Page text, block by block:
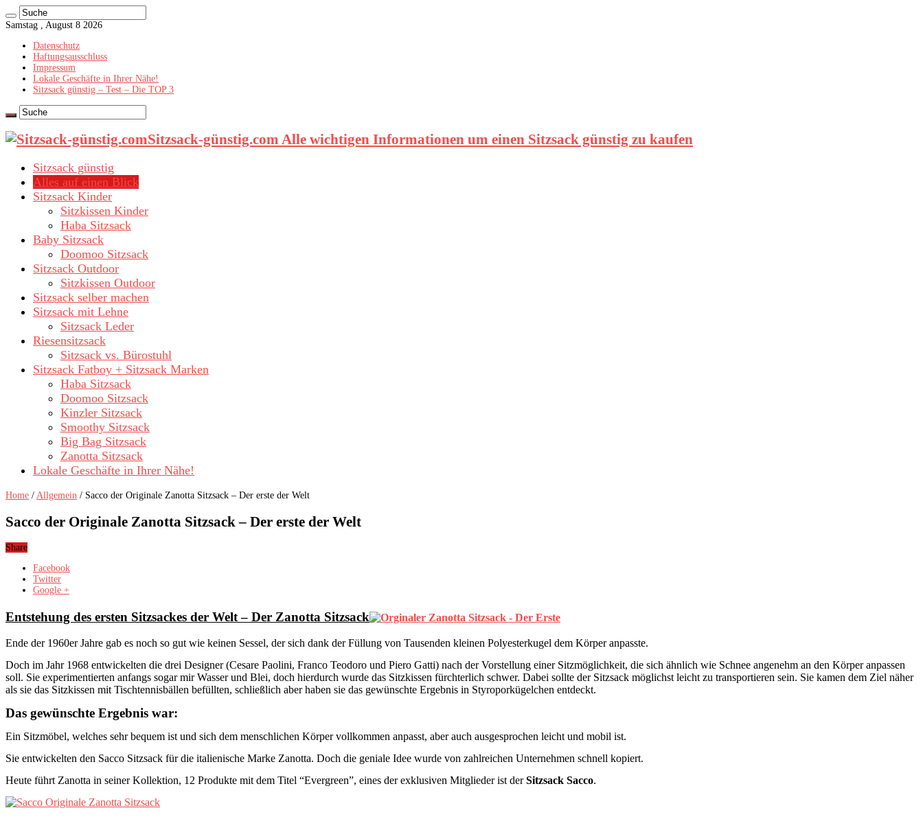
Samstag , August 8 2026
Datenschutz
Haftungsausschluss
Impressum
Lokale Geschäfte in Ihrer Nähe!
Sitzsack günstig – Test – Die TOP 3
Sitzsack-günstig.com Alle wichtigen Informationen um einen Sitzsack günstig zu kaufen
Sitzsack günstig
Alles auf einen Blick
Sitzsack Kinder
Sitzkissen Kinder
Haba Sitzsack
Baby Sitzsack
Doomoo Sitzsack
Sitzsack Outdoor
Sitzkissen Outdoor
Sitzsack selber machen
Sitzsack mit Lehne
Sitzsack Leder
Riesensitzsack
Sitzsack vs. Bürostuhl
Sitzsack Fatboy + Sitzsack Marken
Haba Sitzsack
Doomoo Sitzsack
Kinzler Sitzsack
Smoothy Sitzsack
Big Bag Sitzsack
Zanotta Sitzsack
Lokale Geschäfte in Ihrer Nähe!
Home / Allgemein / Sacco der Originale Zanotta Sitzsack – Der erste der Welt
Sacco der Originale Zanotta Sitzsack – Der erste der Welt
Share
Facebook
Twitter
Google +
Entstehung des ersten Sitzsackes der Welt – Der Zanotta Sitzsack
Ende der 1960er Jahre gab es noch so gut wie keinen Sessel, der sich dank der Füllung von Tausenden kleinen Polyesterkugel dem Körper anpasste.
Doch im Jahr 1968 entwickelten die drei Designer (Cesare Paolini, Franco Teodoro und Piero Gatti) nach der Vorstellung einer Sitzmöglichkeit, die sich ähnlich wie Schnee angenehm an den Körper anpassen
soll. Sie experimentierten anfangs sogar mir Wasser und Blei, doch hierdurch wurde das Sitzkissen fürchterlich schwer. Dabei sollte der Sitzsack möglichst leicht zu transportieren sein. Sie kamen dem Ziel näher
als sie das Sitzkissen mit Tischtennisbällen befüllten, schließlich aber haben sie das gewünschte Ergebnis in Styroporkügelchen entdeckt.
Das gewünschte Ergebnis war:
Ein Sitzmöbel, welches sehr bequem ist und sich dem menschlichen Körper vollkommen anpasst, aber auch ausgesprochen leicht und mobil ist.
Sie entwickelten den Sacco Sitzsack für die italienische Marke Zanotta. Doch die geniale Idee wurde von zahlreichen Unternehmen schnell kopiert.
Heute führt Zanotta in seiner Kollektion, 12 Produkte mit dem Titel “Evergreen”, eines der exklusiven Mitglieder ist derSitzsack Sacco.